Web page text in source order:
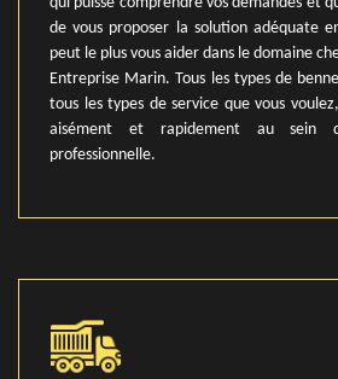
de vous proposer la solution adéquate
peut le plus vous aider dans le domaine
Entreprise Marin. Tous les types de
tous les types de service que vous
aisément et rapidement au sein
professionnelle.